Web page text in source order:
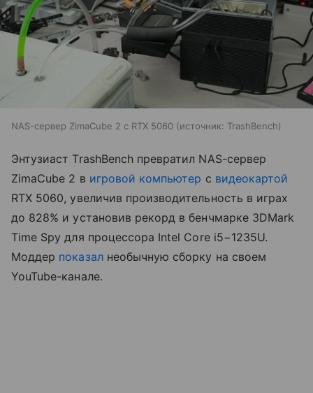
NAS-сервер ZimaCube 2 с RTX 5060 источник: TrashBench
Энтузиаст TrashBench превратил NAS-сервер
ZimaCube 2 в игровой компьютер с видеокартой
RTX 5060, увеличив производительность в играх
до 828% и установив рекорд в бенчмарке 3DMark
Time Spy для процессора Intel Core i5−1235U.
Моддер показалнеобычную сборку на своем
YouTube-канале.